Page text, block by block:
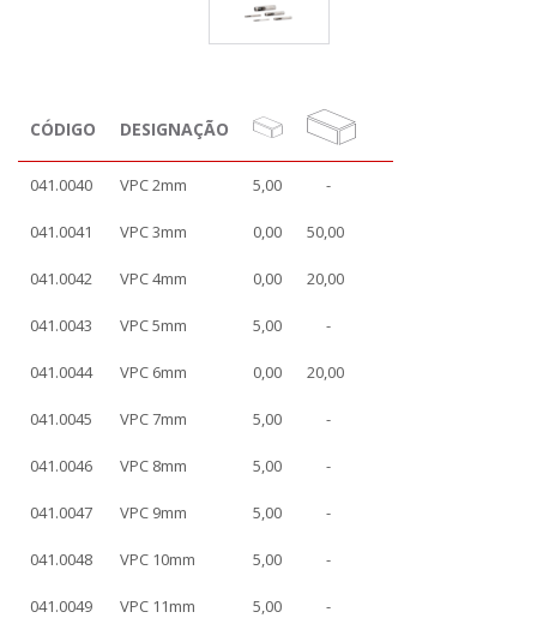
CÓDIGO DESIGNAÇÃO
041.0040 VPC 2mm 5,00 -
041.0041 VPC 3mm 0,00 50,00
041.0042 VPC 4mm 0,00 20,00
041.0043 VPC 5mm 5,00 -
041.0044 VPC 6mm 0,00 20,00
041.0045 VPC 7mm 5,00 -
041.0046 VPC 8mm 5,00 -
041.0047 VPC 9mm 5,00 -
041.0048 VPC 10mm 5,00 -
041.0049 VPC 11mm 5,00 -